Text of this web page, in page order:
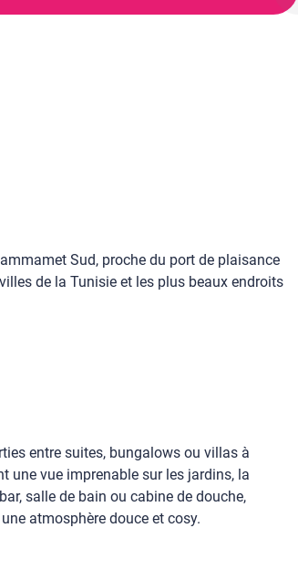
Sud, proche du port de plaisance
de la Tunisie et les plus beaux endroits
entre suites, bungalows ou villas à
une vue imprenable sur les jardins, la
salle de bain ou cabine de douche,
atmosphère douce et cosy.